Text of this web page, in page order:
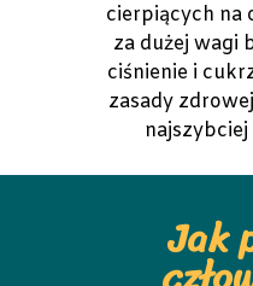
cierpiących na
za dużej wagi
ciśnienie i
zasady
Jak